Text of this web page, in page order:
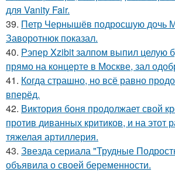
для Vanity Fair.
39. Петр Чернышёв подросшую дочь
Заворотнюк показал.
40. Рэпер Xzibit залпом выпил целую
прямо на концерте в Москве, зал
41. Когда страшно, но всё равно
вперёд.
42. Виктория боня продолжает свой
против диванных критиков, и на этот
тяжелая артиллерия.
43. Звезда сериала "Трудные
объявила о своей беременности.